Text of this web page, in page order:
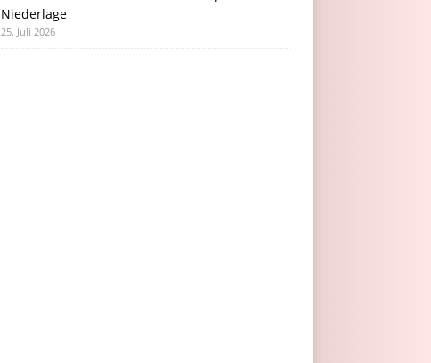
Niederlage
25. Juli 2026